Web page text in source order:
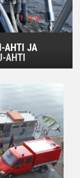
AHTI JA
AHTI